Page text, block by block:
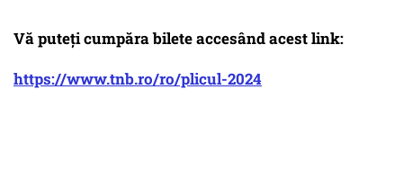
Vă puteți cumpăra bilete accesând acest link:
https://www.tnb.ro/ro/plicul-2024